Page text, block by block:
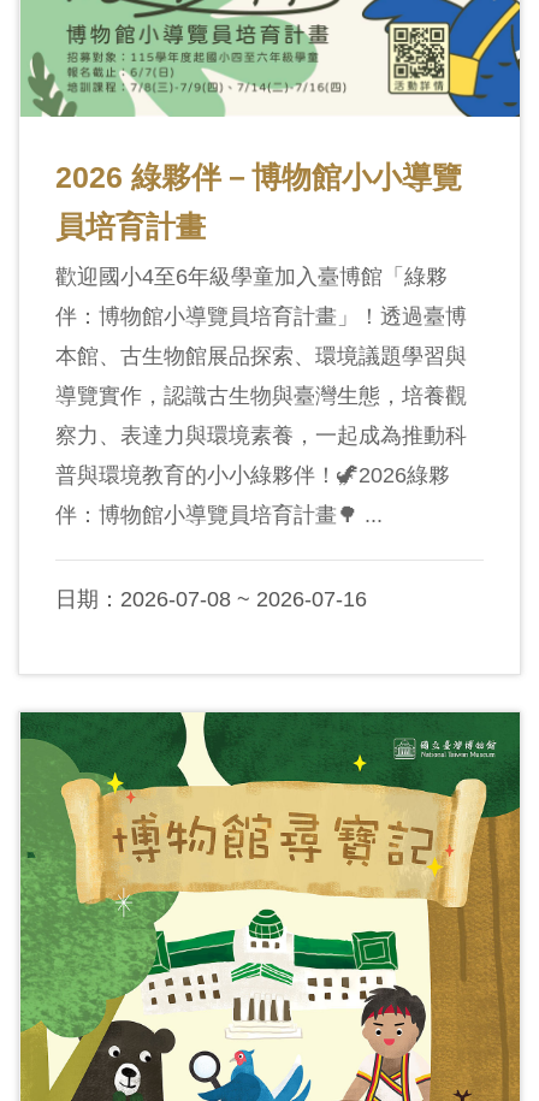
2026 綠夥伴－博物館小小導覽
員培育計畫
歡迎國小4至6年級學童加入臺博館「綠夥
伴：博物館小導覽員培育計畫」！透過臺博
本館、古生物館展品探索、環境議題學習與
導覽實作，認識古生物與臺灣生態，培養觀
察力、表達力與環境素養，一起成為推動科
普與環境教育的小小綠夥伴！🦖2026綠夥
伴：博物館小導覽員培育計畫🌳 ...
日期：2026-07-08 ~ 2026-07-16